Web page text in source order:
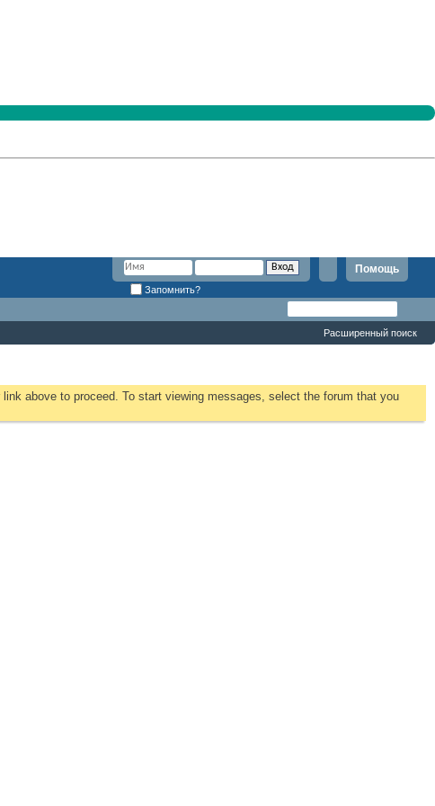
Помощь
Запомнить?
Расширенный поиск
above to proceed. To start viewing messages, select the forum that you